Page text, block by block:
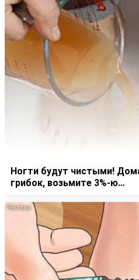
Ногти будут чистыми!
грибок, возьмите 3%-ю…